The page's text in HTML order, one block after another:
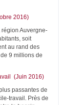
2016)
Auvergne-
soit
au rand des
9 millions de
(Juin 2016)
passantes de
travail. Près de